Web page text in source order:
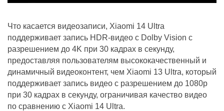
Что касается видеозаписи, Xiaomi 14 Ultra
поддерживает запись HDR-видео с Dolby Vision с
разрешением до 4K при 30 кадрах в секунду,
предоставляя пользователям высококачественный и
динамичный видеоконтент, чем Xiaomi 13 Ultra, который
поддерживает запись видео с разрешением до 1080p
при 30 кадрах в секунду, ограничивая качество видео
по сравнению с Xiaomi 14 Ultra.